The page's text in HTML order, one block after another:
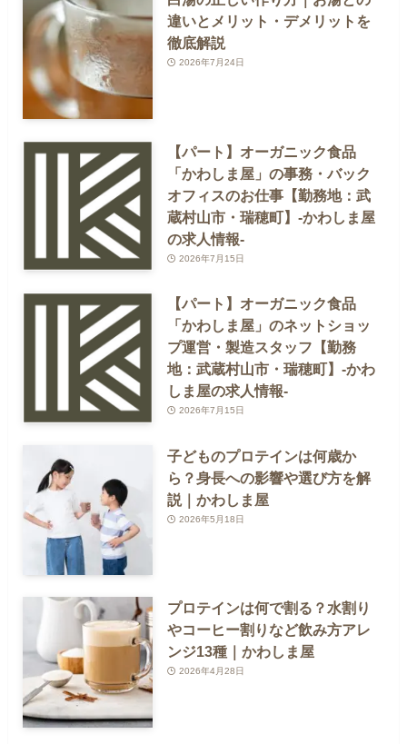
違いとメリット・デメリットを
徹底解説
2026年7月24日
【パート】オーガニック食品
「かわしま屋」の事務・バック
オフィスのお仕事【勤務地：武
蔵村山市・瑞穂町】-かわしま屋
の求人情報-
2026年7月15日
【パート】オーガニック食品
「かわしま屋」のネットショッ
プ運営・製造スタッフ【勤務
地：武蔵村山市・瑞穂町】-かわ
しま屋の求人情報-
2026年7月15日
子どものプロテインは何歳か
ら？身長への影響や選び方を解
説｜かわしま屋
2026年5月18日
プロテインは何で割る？水割り
やコーヒー割りなど飲み方アレ
ンジ13種｜かわしま屋
2026年4月28日